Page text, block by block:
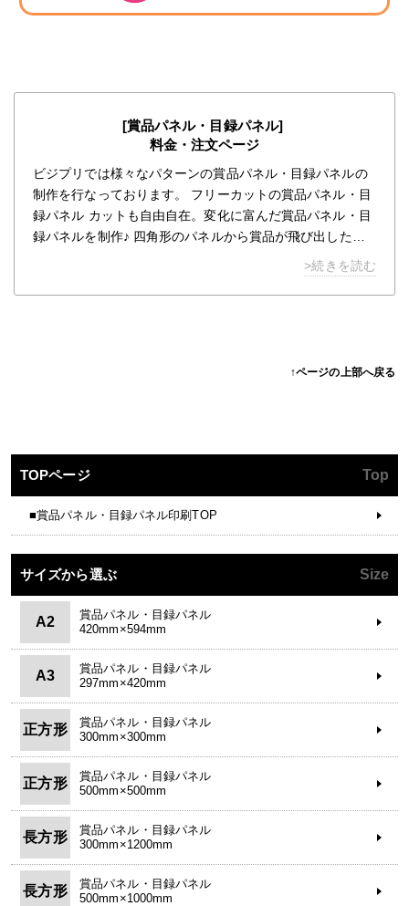
[賞品パネル・目録パネル]
料金・注文ページ
ビジプリでは様々なパターンの賞品パネル・目録パネルの
制作を行なっております。 フリーカットの賞品パネル・目
録パネル カットも自由自在。変化に富んだ賞品パネル・目
録パネルを制作♪ 四角形のパネルから賞品が飛び出したよ
うな、自在カットも可能です。 1枚からフリーカットで制
作できますので、オリジナリティあふれる賞品パネル・目
録パネルの制作が可能です。 デザインも承りますので、ぜ
>続きを読む
↑ページの上部へ戻る
TOPページ Top
■賞品パネル・目録パネル印刷TOP
サイズから選ぶ Size
A2
賞品パネル・目録パネル
420mm×594mm
A3
賞品パネル・目録パネル
297mm×420mm
正方形
賞品パネル・目録パネル
300mm×300mm
正方形
賞品パネル・目録パネル
500mm×500mm
長方形
賞品パネル・目録パネル
300mm×1200mm
長方形
賞品パネル・目録パネル
500mm×1000mm